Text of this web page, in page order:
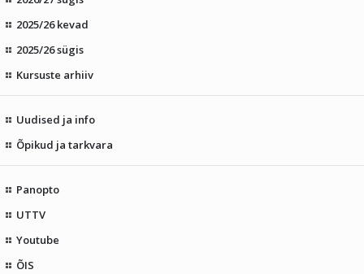
2025/26 kevad
2025/26 sügis
Kursuste arhiiv
Uudised ja info
Õpikud ja tarkvara
Panopto
UTTV
Youtube
ÕIS